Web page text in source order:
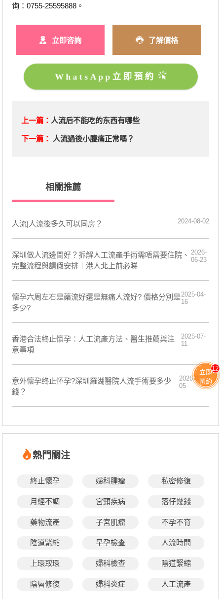
询：0755-25595888。
立即咨詢 了解價格
WhatsApp立即預約
上一篇： 人流后不能吃的东西有哪些
下一篇： 人流過後小腹痛正常嗎？
相關推薦
人流|人流後多久可以同房？ 2024-08-02
深圳做人流邊間好？拆解人工流產手術需唔需要住院、
完整流程與請假安排｜港人北上前必睇
2026-
06-23
懷孕六周左右是藥流好還是無痛人流好? 價格分別是
多少?
2025-04-
16
香港合法終止懷孕：人工流產方法、醫生推薦與注
意事項
2025-07-
11
意外懷孕终止怀孕?深圳羅湖醫院人流手術要多少
錢？
2026-05-
05
熱門關注
終止懷孕 婦科腫瘤 私密修復
月經不調 宮頸疾病 落仔幾錢
藥物流產 子宮肌瘤 不孕不育
陰道緊縮 早孕檢查 人流時間
上環取環 婦科檢查 陰道緊縮
陰唇修復 婦科炎症 人工流產
立即
預約
12